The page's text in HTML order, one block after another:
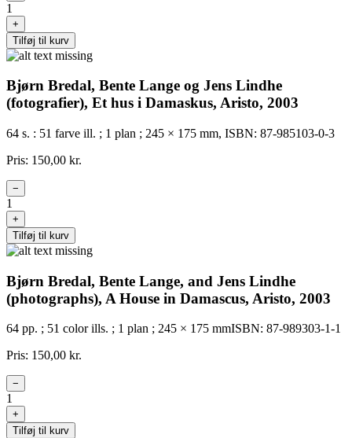
1
+
Tilføj til kurv
Bjørn Bredal, Bente Lange og Jens Lindhe
(fotografier), Et hus i Damaskus, Aristo, 2003
64 s. : 51 farve ill. ; 1 plan ; 245 × 175 mm, ISBN: 87-985103-0-3
Pris: 150,00 kr.
−
1
+
Tilføj til kurv
Bjørn Bredal, Bente Lange, and Jens Lindhe
(photographs), A House in Damascus, Aristo, 2003
64 pp. ; 51 color ills. ; 1 plan ; 245 × 175 mmISBN: 87-989303-1-1
Pris: 150,00 kr.
−
1
+
Tilføj til kurv